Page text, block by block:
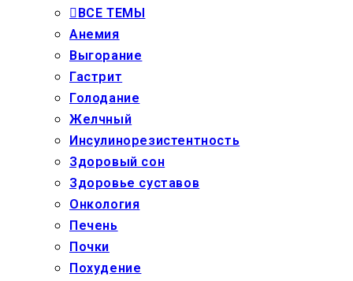
ВСЕ ТЕМЫ
Анемия
Выгорание
Гастрит
Голодание
Желчный
Инсулинорезистентность
Здоровый сон
Здоровье суставов
Онкология
Печень
Почки
Похудение